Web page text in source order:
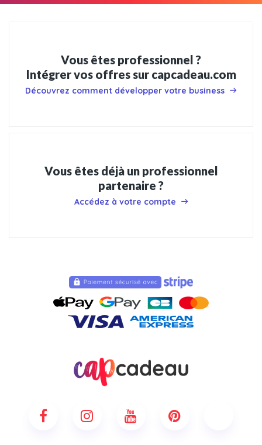
Vous êtes professionnel ?
Intégrer vos offres sur capcadeau.com
Découvrez comment développer votre business
Vous êtes déjà un professionnel
partenaire ?
Accédez à votre compte